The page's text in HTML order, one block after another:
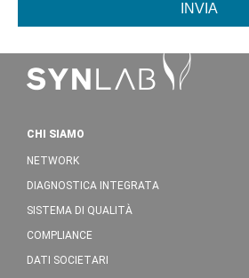
INVIA
CHI SIAMO
NETWORK
DIAGNOSTICA INTEGRATA
SISTEMA DI QUALITÀ
COMPLIANCE
DATI SOCIETARI